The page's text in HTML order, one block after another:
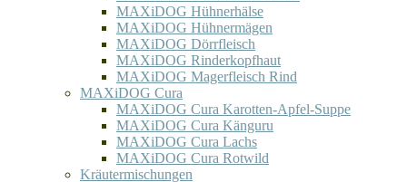
MAXiDOG Hühnerhälse
MAXiDOG Hühnermägen
MAXiDOG Dörrfleisch
MAXiDOG Rinderkopfhaut
MAXiDOG Magerfleisch Rind
MAXiDOG Cura
MAXiDOG Cura Karotten-Apfel-Suppe
MAXiDOG Cura Känguru
MAXiDOG Cura Lachs
MAXiDOG Cura Rotwild
Kräutermischungen